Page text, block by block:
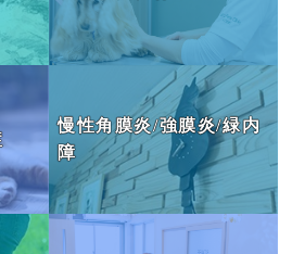
慢性角膜炎/強膜炎/緑内
障